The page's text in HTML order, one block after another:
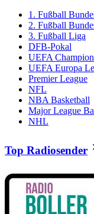
1. Fußball
2. Fußball
3. Fußball Liga
DFB-Pokal
UEFA
UEFA Europa
Premier League
NFL
NBA Basketball
Major League
NHL
Top Radiosender